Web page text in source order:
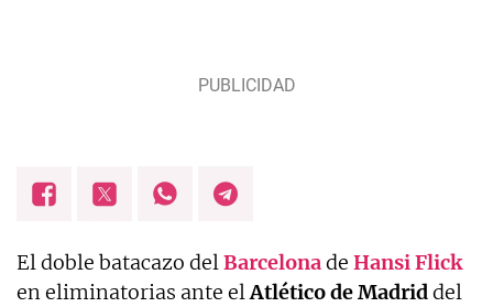
El doble batacazo delBarcelonade HansiFlick
en eliminatorias ante elAtlético de Madriddel